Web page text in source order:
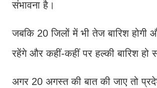
संभावना है।
जबकि 20 जिलों में भी तेज बारिश होगी
रहेंगे और कहीं-कहीं पर हल्की बारिश
अगर 20 अगस्त की बात की जाए तो